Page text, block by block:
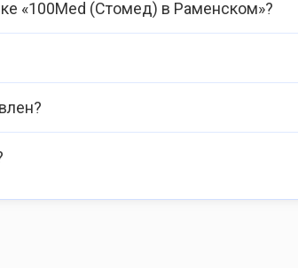
«100Med (Стомед) в Раменском»?